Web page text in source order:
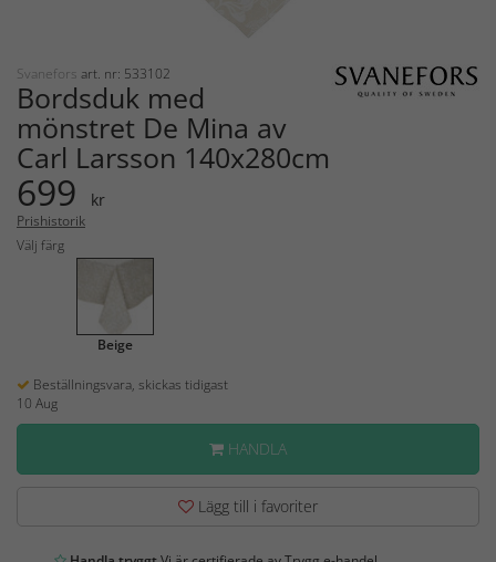
Svanefors art. nr: 533102
Bordsduk med
mönstret De Mina av
Carl Larsson 140x280cm
699 kr
Prishistorik
Välj färg
Beige
Beställningsvara, skickas tidigast
10 Aug
HANDLA
Lägg till i favoriter